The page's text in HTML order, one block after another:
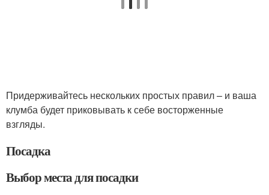
Придерживайтесь нескольких простых правил – и ваша
клумба будет приковывать к себе восторженные
взгляды.
Посадка
Выбор места для посадки